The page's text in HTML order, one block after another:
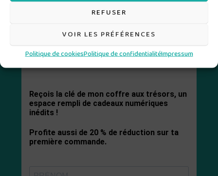
REFUSER
VOIR LES PRÉFÉRENCES
Politique de cookiesPolitique de confidentialitéImpressum